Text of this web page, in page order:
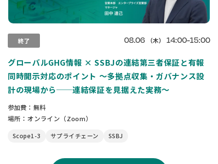
終了 08.06 （木） 14:00-15:00
グローバルGHG情報 × SSBJの連結第三者保証と有報
同時開示対応のポイント 〜多拠点収集・ガバナンス設
計の現場から──連結保証を見据えた実務〜
参加費：無料
場所：オンライン（Zoom）
Scope1-3 サプライチェーン SSBJ